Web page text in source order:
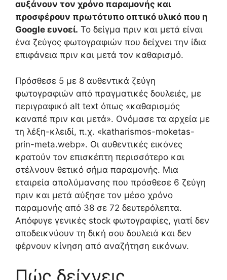
αυξάνουν τον χρόνο παραμονής και
προσφέρουν πρωτότυπο οπτικό υλικό που η
Google ευνοεί. Το δείγμα πριν και μετά είναι
ένα ζεύγος φωτογραφιών που δείχνει την ίδια
επιφάνεια πριν και μετά τον καθαρισμό.
Πρόσθεσε 5 με 8 αυθεντικά ζεύγη
φωτογραφιών από πραγματικές δουλειές, με
περιγραφικό alt text όπως «καθαρισμός
καναπέ πριν και μετά». Ονόμασε τα αρχεία με
τη λέξη-κλειδί, π.χ. «katharismos-moketas-
prin-meta.webp». Οι αυθεντικές εικόνες
κρατούν τον επισκέπτη περισσότερο και
στέλνουν θετικό σήμα παραμονής. Μια
εταιρεία απολύμανσης που πρόσθεσε 6 ζεύγη
πριν και μετά αύξησε τον μέσο χρόνο
παραμονής από 38 σε 72 δευτερόλεπτα.
Απόφυγε γενικές stock φωτογραφίες, γιατί δεν
αποδεικνύουν τη δική σου δουλειά και δεν
φέρνουν κίνηση από αναζήτηση εικόνων.